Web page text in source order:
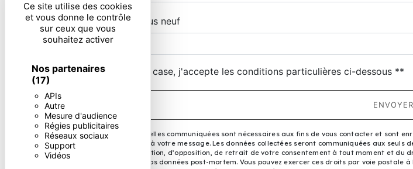
Ce site utilise des cookies
et vous donne le contrôle
sur ceux que vous
souhaitez activer
Nos partenaires
(17)
APIs
Autre
Mesure d'audience
Régies publicitaires
Réseaux sociaux
Support
Vidéos
Combien font un plus neuf
En cochant cette case, j'accepte les conditions particulières ci-dessous **
ENVOYER
** Les données personnelles communiquées sont nécessaires aux fins de vous contacter et sont
le seul but de répondre à votre message. Les données collectées seront communiquées aux
de portabilité, de limitation, d’opposition, de retrait de votre consentement à tout moment et du
d’organiser le sort de vos données post-mortem. Vous pouvez exercer ces droits par voie